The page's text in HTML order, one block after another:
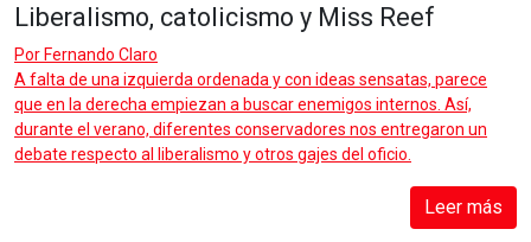
Liberalismo, catolicismo y Miss Reef
Por Fernando Claro
A falta de una izquierda ordenada y con ideas sensatas, parece
que en la derecha empiezan a buscar enemigos internos. Así,
durante el verano, diferentes conservadores nos entregaron un
debate respecto al liberalismo y otros gajes del oficio.
Leer más